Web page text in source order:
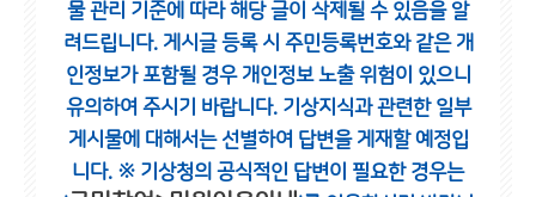
물 관리 기준에 따라 해당 글이 삭제될 수 있음을 알
려드립니다. 게시글 등록 시 주민등록번호와 같은 개
인정보가 포함될 경우 개인정보 노출 위험이 있으니
유의하여 주시기 바랍니다. 기상지식과 관련한 일부
게시물에 대해서는 선별하여 답변을 게재할 예정입
니다. ※ 기상청의 공식적인 답변이 필요한 경우는